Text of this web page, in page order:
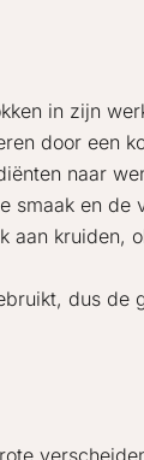
in zijn
door een
naar
en de
kruiden,
dus